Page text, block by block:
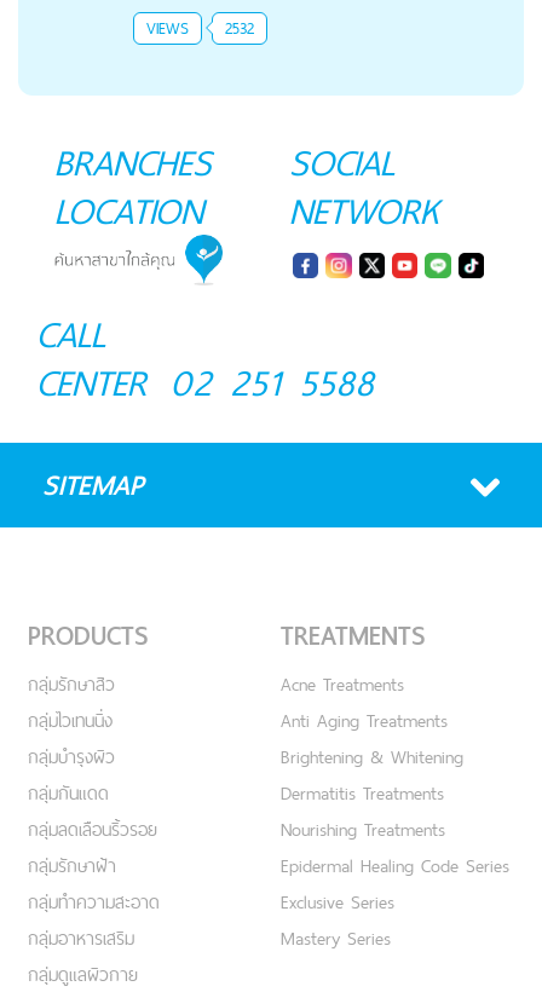
VIEWS 2532
BRANCHES
LOCATION
SOCIAL
NETWORK
CALL
CENTER 02 251 5588
SITEMAP
PRODUCTS
กลุ่มรักษาสิว
กลุ่มไวเทนนิ่ง
กลุ่มบำรุงผิว
กลุ่มกันแดด
กลุ่มลดเลือนริ้วรอย
กลุ่มรักษาฝ้า
กลุ่มทำความสะอาด
กลุ่มอาหารเสริม
กลุ่มดูแลผิวกาย
TREATMENTS
Acne Treatments
Anti Aging Treatments
Brightening & Whitening
Dermatitis Treatments
Nourishing Treatments
Epidermal Healing Code Series
Exclusive Series
Mastery Series